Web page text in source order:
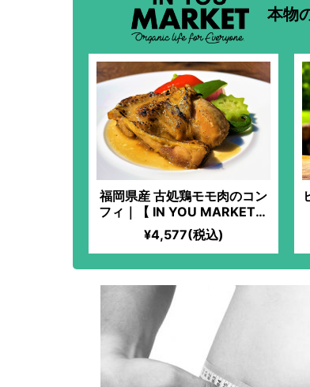
本物
福岡県産 古処鶏モモ肉のコン
フィ｜【 IN YOU MARKET限
定】「化学過敏症の妻のため
に、美味しいお料理を食べさ
せてあげたい」という想いか
ら始まった、全原材料オーガ
ニックのフレンチ料理！塩加
減が絶妙！ワインのお供にも
最適な美味しいコンフィの完
¥4,577(税込)